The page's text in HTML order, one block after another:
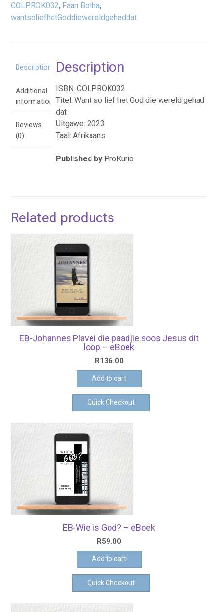
God
die
quantity
COLPROK032, Faan Botha,
wantsoliefhetGoddiewereldgehaddat
Description
Additional
information
Reviews
(0)
Description
ISBN: COLPROK032
Titel: Want so lief het God die wereld gehad
dat
Uitgawe: 2023
Taal: Afrikaans
Published byProKurio
Related products
EB-Johannes Plavei die paadjie soos Jesus dit
loop – eBoek
R136.00
Add to cart
Quick Checkout
EB-Wie is God? – eBoek
R59.00
Add to cart
Quick Checkout